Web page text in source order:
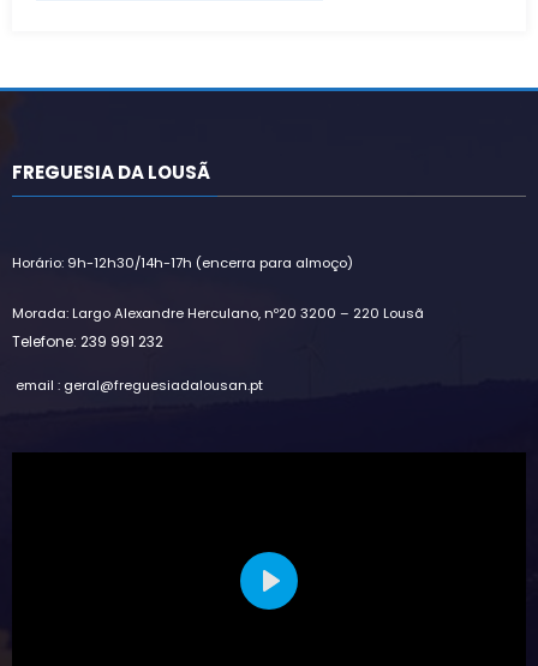
FREGUESIA DA LOUSÃ
Horário: 9h-12h30/14h-17h (encerra para almoço)
Morada: Largo Alexandre Herculano, nº20 3200 – 220 Lousã
Telefone: 239 991 232
email : geral@freguesiadalousan.pt
Play